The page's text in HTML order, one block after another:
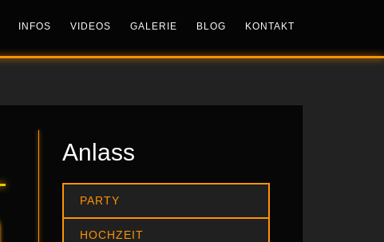
INFOS VIDEOS GALERIE BLOG KONTAKT
Anlass
PARTY
HOCHZEIT